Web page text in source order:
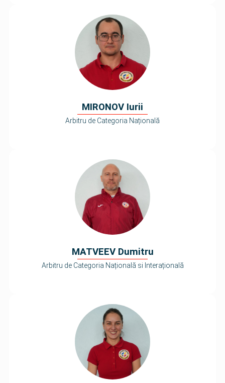
MIRONOV Iurii
Arbitru de Categoria Națională
MATVEEV Dumitru
Arbitru de Categoria Națională si Interațională